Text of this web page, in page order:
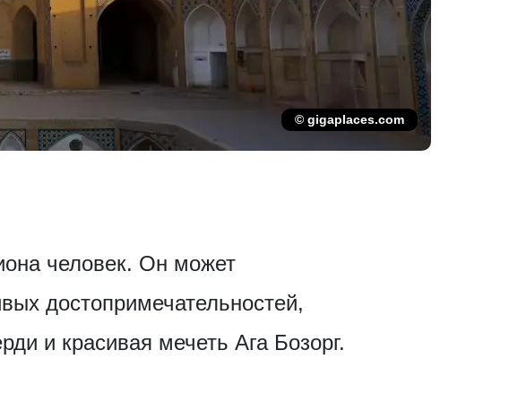
© gigaplaces.com
человек. Он может
достопримечат­ельностей,
и красивая мечеть Ага Бозорг.